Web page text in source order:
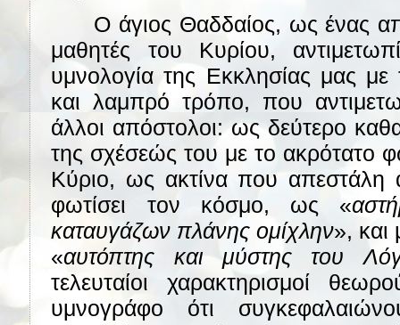
Ο άγιος Θαδδαίος, ως ένας
μαθητές του Κυρίου,
υμνολογία της Εκκλησίας μας με
και λαμπρό τρόπο, που
άλλοι απόστολοι: ως δεύτερο
της σχέσεώς του με το ακρότατο
Κύριο, ως ακτίνα που
φωτίσει τον κόσμο, ως «
καταυγάζων πλάνης ομίχλην», και
«αυτόπτης και μύστης του
τελευταίοι χαρακτηρισμοί
υμνογράφο ότι